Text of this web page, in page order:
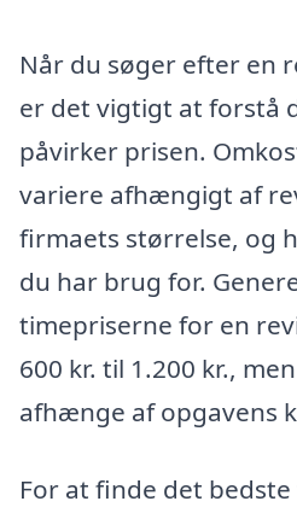
Når du søger efter en
er det vigtigt at forstå
påvirker prisen.
variere afhængigt af
firmaets størrelse, og
du har brug for.
timepriserne for en
600 kr. til 1.200 kr.,
afhænge af opgavens
For at finde det